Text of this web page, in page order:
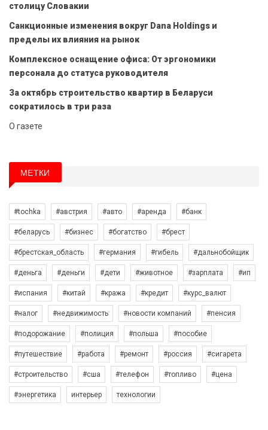
столицу Словакии
Санкционные изменения вокруг Dana Holdings и
пределы их влияния на рынок
Комплексное оснащение офиса: От эргономики
персонала до статуса руководителя
За октябрь строительство квартир в Беларуси
сократилось в три раза
О газете
МЕТКИ
#tochka #австрия #авто #аренда #банк
#беларусь #бизнес #богатство #брест
#брестская_область #германия #гибель #дальнобойщик
#деньга #деньги #дети #животное #зарплата #ип
#испания #китай #кража #кредит #курс_валют
#налог #недвижимость #новости компаний #пенсия
#подорожание #полиция #польша #пособие
#путешествие #работа #ремонт #россия #сигарета
#строительство #сша #телефон #топливо #цена
#энергетика интерьер технологии